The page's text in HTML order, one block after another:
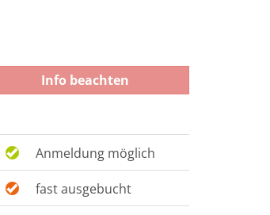
Info beachten
Anmeldung möglich
fast ausgebucht